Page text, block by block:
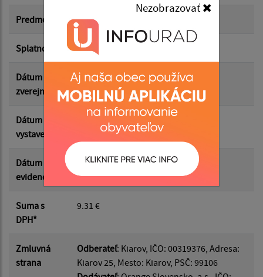
Nezobrazovať
Suma od:
Suma do:
Predmet Telefon
Splatnosť 10.12.2025
Dátum
zverejnenia
16.12.2025
Dátum
vystavenia
26.11.2025
Dátum
evidencie
04.12.2025
Suma s
DPH*
9.31 €
Zmluvná
strana
Odberateľ: Kiarov, IČO: 00319376, Adresa:
Kiarov 25, Mesto: Kiarov, PSČ: 99106